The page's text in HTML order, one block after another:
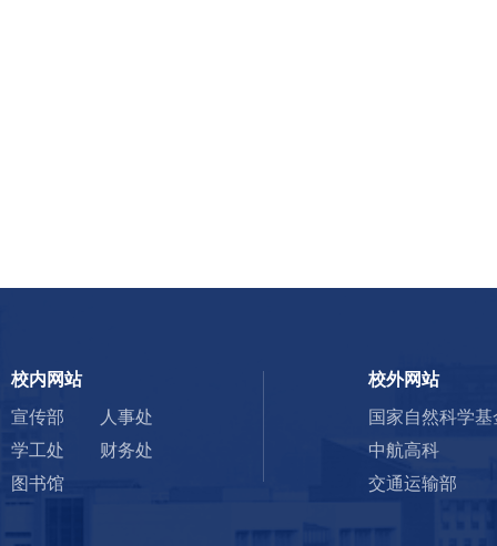
校内网站
宣传部
人事处
学工处
财务处
图书馆
校外网站
国家自然科学
中航高科
交通运输部